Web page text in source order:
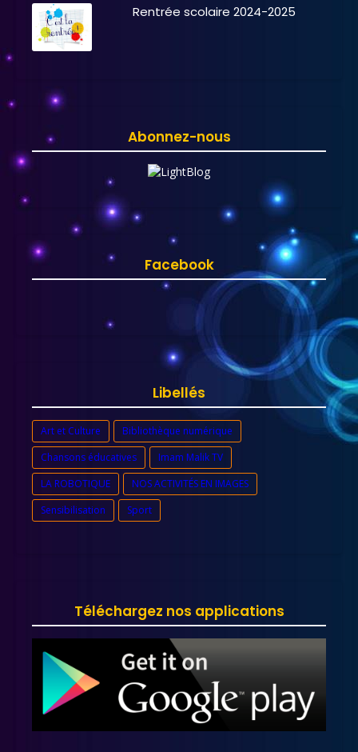
Rentrée scolaire 2024-2025
Abonnez-nous
Facebook
Libellés
Art et Culture
Bibliothèque numérique
Chansons éducatives
Imam Malik TV
LA ROBOTIQUE
NOS ACTIVITÉS EN IMAGES
Sensibilisation
Sport
Téléchargez nos applications